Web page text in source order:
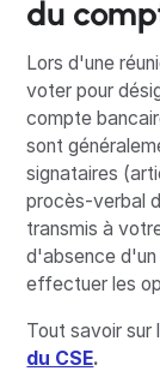
du
Lors d'une
voter pour
compte
sont
signataires
procès-verbal
transmis à
d'absence
effectuer les
Tout savoir sur
du CSE.